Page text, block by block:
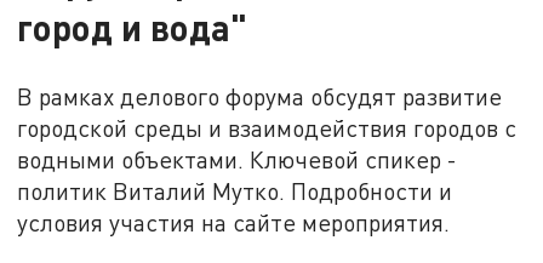
город и вода"
В рамках делового форума обсудят развитие
городской среды и взаимодействия городов с
водными объектами. Ключевой спикер -
политик Виталий Мутко. Подробности и
условия участия на сайте мероприятия.